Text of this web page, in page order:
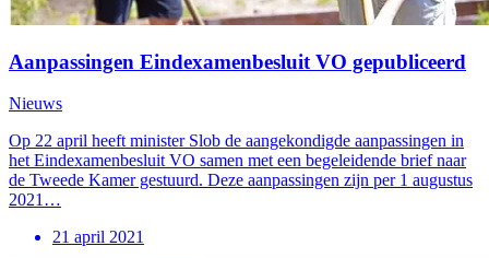
Aanpassingen Eindexamenbesluit VO gepubliceerd
Nieuws
Op 22 april heeft minister Slob de aangekondigde aanpassingen in
het Eindexamenbesluit VO samen met een begeleidende brief naar
de Tweede Kamer gestuurd. Deze aanpassingen zijn per 1 augustus
2021…
21 april 2021